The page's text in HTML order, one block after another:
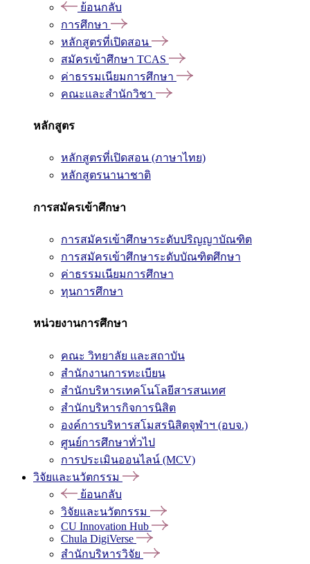
ย้อนกลับ
การศึกษา
หลักสูตรที่เปิดสอน
สมัครเข้าศึกษา TCAS
ค่าธรรมเนียมการศึกษา
คณะและสำนักวิชา
หลักสูตร
หลักสูตรที่เปิดสอน (ภาษาไทย)
หลักสูตรนานาชาติ
การสมัครเข้าศึกษา
การสมัครเข้าศึกษาระดับปริญญาบัณฑิต
การสมัครเข้าศึกษาระดับบัณฑิตศึกษา
ค่าธรรมเนียมการศึกษา
ทุนการศึกษา
หน่วยงานการศึกษา
คณะ วิทยาลัย และสถาบัน
สำนักงานการทะเบียน
สำนักบริหารเทคโนโลยีสารสนเทศ
สำนักบริหารกิจการนิสิต
องค์การบริหารสโมสรนิสิตจุฬาฯ (อบจ.)
ศูนย์การศึกษาทั่วไป
การประเมินออนไลน์ (MCV)
วิจัยและนวัตกรรม
ย้อนกลับ
วิจัยและนวัตกรรม
CU Innovation Hub
Chula DigiVerse
สำนักบริหารวิจัย